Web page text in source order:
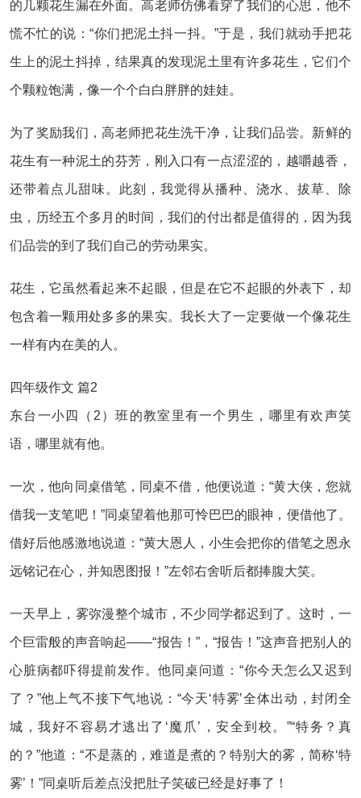
的几颗花生漏在外面。高老师仿佛看穿了我们的心思，他不
慌不忙的说：“你们把泥土抖一抖。”于是，我们就动手把花
生上的泥土抖掉，结果真的发现泥土里有许多花生，它们个
个颗粒饱满，像一个个白白胖胖的娃娃。
为了奖励我们，高老师把花生洗干净，让我们品尝。新鲜的
花生有一种泥土的芬芳，刚入口有一点涩涩的，越嚼越香，
还带着点儿甜味。此刻，我觉得从播种、浇水、拔草、除
虫，历经五个多月的时间，我们的付出都是值得的，因为我
们品尝的到了我们自己的劳动果实。
花生，它虽然看起来不起眼，但是在它不起眼的外表下，却
包含着一颗用处多多的果实。我长大了一定要做一个像花生
一样有内在美的人。
四年级作文 篇2
东台一小四（2）班的教室里有一个男生，哪里有欢声笑
语，哪里就有他。
一次，他向同桌借笔，同桌不借，他便说道：“黄大侠，您就
借我一支笔吧！”同桌望着他那可怜巴巴的眼神，便借他了。
借好后他感激地说道：“黄大恩人，小生会把你的借笔之恩永
远铭记在心，并知恩图报！”左邻右舍听后都捧腹大笑。
一天早上，雾弥漫整个城市，不少同学都迟到了。这时，一
个巨雷般的声音响起——“报告！”，“报告！”这声音把别人的
心脏病都吓得提前发作。他同桌问道：“你今天怎么又迟到
了？”他上气不接下气地说：“今天‘特雾’全体出动，封闭全
城，我好不容易才逃出了‘魔爪’，安全到校。”“特务？真
的？”他道：“不是蒸的，难道是煮的？特别大的雾，简称‘特
雾’！”同桌听后差点没把肚子笑破已经是好事了！